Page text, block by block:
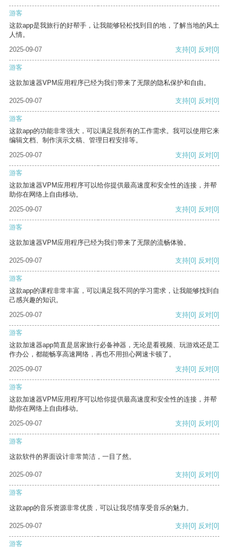
游客
这款app是我旅行的好帮手，让我能够轻松找到目的地，了解当地的风土
人情。
2025-09-07
支持[0] 反对[0]
游客
这款加速器VPM应用程序已经为我们带来了无限的隐私保护和自由。
2025-09-07 支持[0] 反对[0]
游客
这款app的功能非常强大，可以满足我所有的工作需求。我可以使用它来
编辑文档、制作演示文稿、管理日程安排等。
2025-09-07
支持[0] 反对[0]
游客
这款加速器VPM应用程序可以给你提供最高速度和安全性的连接，并帮
助你在网络上自由移动。
2025-09-07
支持[0] 反对[0]
游客
这款加速器VPM应用程序已经为我们带来了无限的流畅体验。
2025-09-07 支持[0] 反对[0]
游客
这款app的课程非常丰富，可以满足我不同的学习需求，让我能够找到自
己感兴趣的知识。
2025-09-07
支持[0] 反对[0]
游客
这款加速器app简直是居家旅行必备神器，无论是看视频、玩游戏还是工
作办公，都能畅享高速网络，再也不用担心网速卡顿了。
2025-09-07
支持[0] 反对[0]
游客
这款加速器VPM应用程序可以给你提供最高速度和安全性的连接，并帮
助你在网络上自由移动。
2025-09-07
支持[0] 反对[0]
游客
这款软件的界面设计非常简洁，一目了然。
2025-09-07 支持[0] 反对[0]
游客
这款app的音乐资源非常优质，可以让我尽情享受音乐的魅力。
2025-09-07 支持[0] 反对[0]
游客